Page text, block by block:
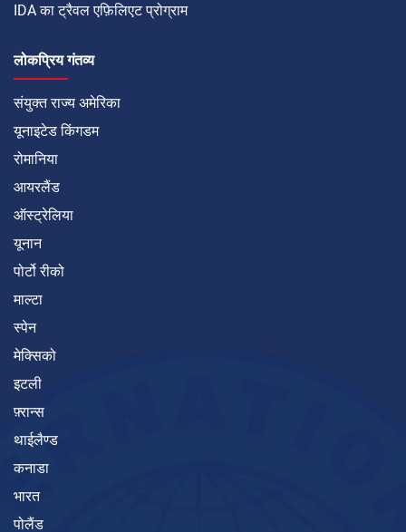
IDA का ट्रैवल एफ़िलिएट प्रोग्राम
लोकप्रिय गंतव्य
संयुक्त राज्य अमेरिका
यूनाइटेड किंगडम
रोमानिया
आयरलैंड
ऑस्ट्रेलिया
यूनान
पोर्टो रीको
माल्टा
स्पेन
मेक्सिको
इटली
फ़्रान्स
थाईलैण्ड
कनाडा
भारत
पोलैंड